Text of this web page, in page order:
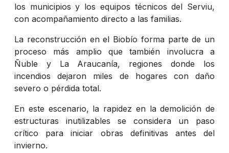
los municipios y los equipos técnicos del Serviu,
con acompañamiento directo a las familias.
La reconstrucción en el Biobío forma parte de un
proceso más amplio que también involucra a
Ñuble y La Araucanía, regiones donde los
incendios dejaron miles de hogares con daño
severo o pérdida total.
En este escenario, la rapidez en la demolición de
estructuras inutilizables se considera un paso
crítico para iniciar obras definitivas antes del
invierno.